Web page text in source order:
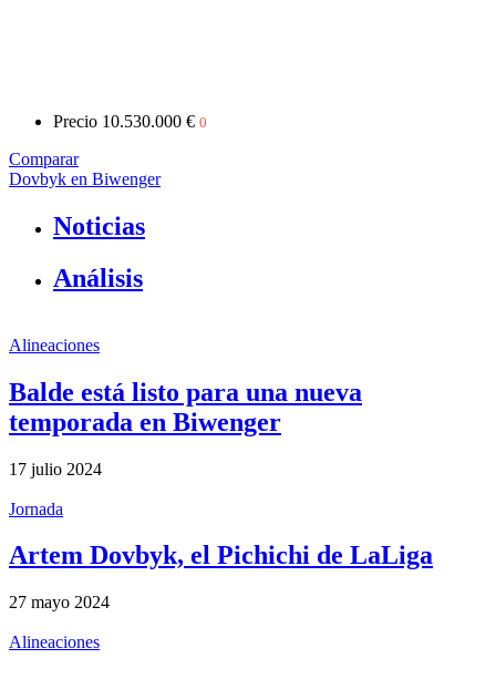
Precio 10.530.000 € 0
Comparar
Dovbyk en Biwenger
Noticias
Análisis
Alineaciones
Balde está listo para una nueva
temporada en Biwenger
17 julio 2024
Jornada
Artem Dovbyk, el Pichichi de LaLiga
27 mayo 2024
Alineaciones